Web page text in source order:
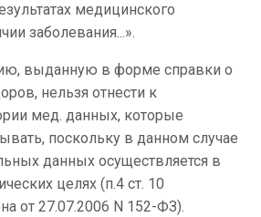
медицинского
заболевания...».
выданную в форме справки о
нельзя отнести к
мед. данных, которые
поскольку в данном случае
данных осуществляется в
целях (п.4 ст. 10
от 27.07.2006 N 152-ФЗ).